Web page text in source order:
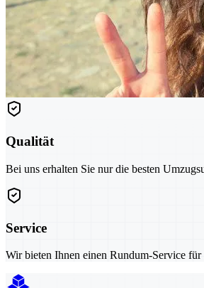
Qualität
Bei uns erhalten Sie nur die besten
Service
Wir bieten Ihnen einen Rundum-Service